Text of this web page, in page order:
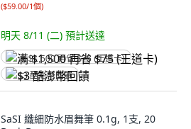
($59.00/1個)
明天 8/11 (二) 預計送達
满 $1,500 再省 $75 (王道卡)
$3 酷澎幣回饋
SaSI 纖細防水眉舞筆 0.1g, 1支, 20